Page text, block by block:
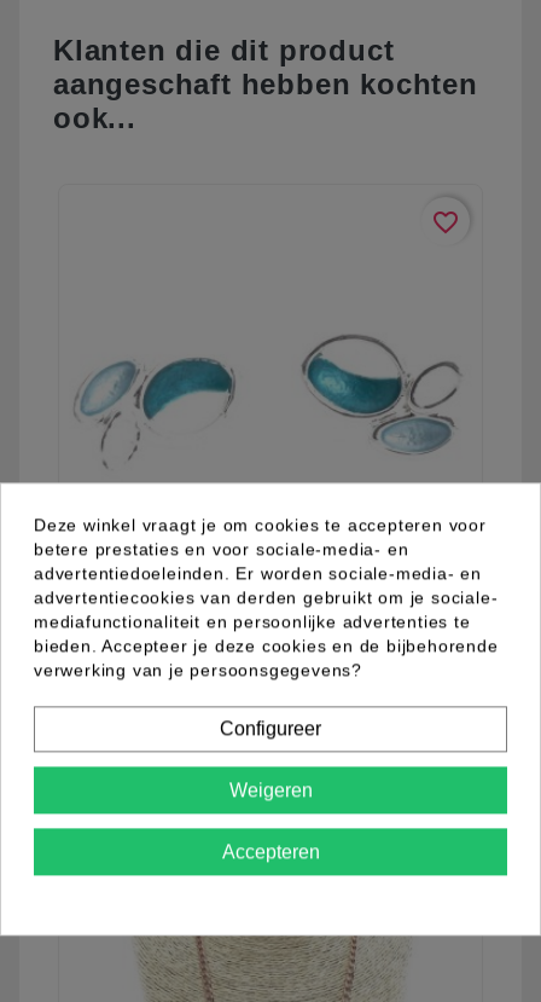
Klanten die dit product
aangeschaft hebben kochten
ook...
favorite_border
04.03.0008.10
Meer informatie
Deze winkel vraagt je om cookies te accepteren voor
betere prestaties en voor sociale-media- en
advertentiedoeleinden. Er worden sociale-media- en
advertentiecookies van derden gebruikt om je sociale-
mediafunctionaliteit en persoonlijke advertenties te
bieden. Accepteer je deze cookies en de bijbehorende
verwerking van je persoonsgegevens?
Configureer
Weigeren
Accepteren